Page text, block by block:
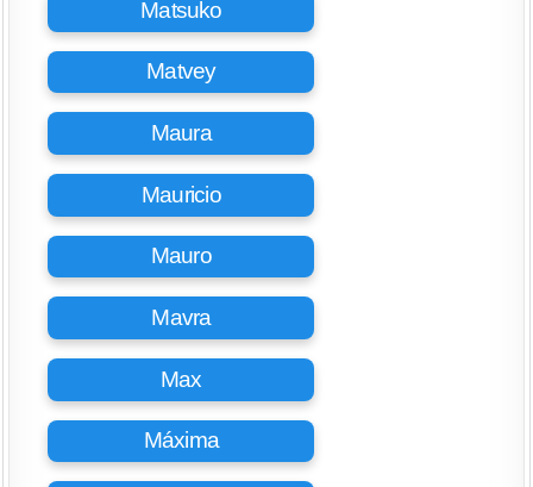
Matsuko
Matvey
Maura
Mauricio
Mauro
Mavra
Max
Máxima